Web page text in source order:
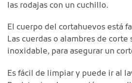
las rodajas con un cuchillo.
El cuerpo del cortahuevos está
Las cuerdas o alambres de corte
inoxidable, para asegurar un
Es fácil de limpiar y puede ir al